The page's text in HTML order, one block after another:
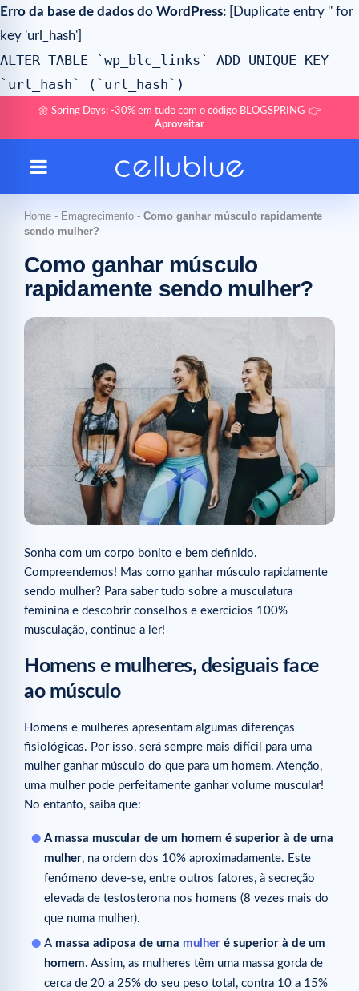
Erro da base de dados do WordPress: [Duplicate entry '' for
key 'url_hash']
ALTER TABLE `wp_blc_links` ADD UNIQUE KEY
`url_hash` (`url_hash`)
🌼 Spring Days: -30% em tudo com o código BLOGSPRING 👉
Aproveitar
Home - Emagrecimento - Como ganhar músculo rapidamente
sendo mulher?
Como ganhar músculo
rapidamente sendo mulher?
Sonha com um corpo bonito e bem definido.
Compreendemos! Mas como ganhar músculo rapidamente
sendo mulher? Para saber tudo sobre a musculatura
feminina e descobrir conselhos e exercícios 100%
musculação, continue a ler!
Homens e mulheres, desiguais face
ao músculo
Homens e mulheres apresentam algumas diferenças
fisiológicas. Por isso, será sempre mais difícil para uma
mulher ganhar músculo do que para um homem. Atenção,
uma mulher pode perfeitamente ganhar volume muscular!
No entanto, saiba que:
A massa muscular de um homem é superior à de uma
mulher, na ordem dos 10% aproximadamente. Este
fenómeno deve-se, entre outros fatores, à secreção
elevada de testosterona nos homens (8 vezes mais do
que numa mulher).
A massa adiposa de uma mulher é superior à de um
homem. Assim, as mulheres têm uma massa gorda de
cerca de 20 a 25% do seu peso total, contra 10 a 15%